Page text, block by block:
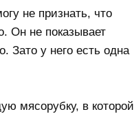
не признать, что
Он не показывает
Зато у него есть одна
мясорубку, в которой